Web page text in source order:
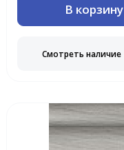
В корзину
Смотреть наличие